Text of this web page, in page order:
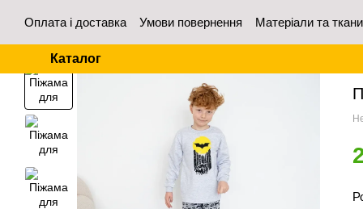
Оплата і доставка Умови повернення
Матеріали та
Каталог